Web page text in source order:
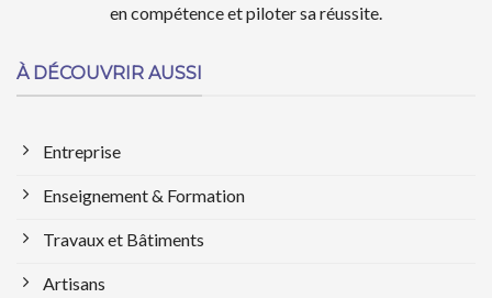
en compétence et piloter sa réussite.
À DÉCOUVRIR AUSSI
Entreprise
Enseignement & Formation
Travaux et Bâtiments
Artisans